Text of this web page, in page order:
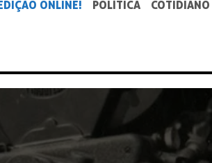
ONLINE! POLÍTICA COTIDIANO